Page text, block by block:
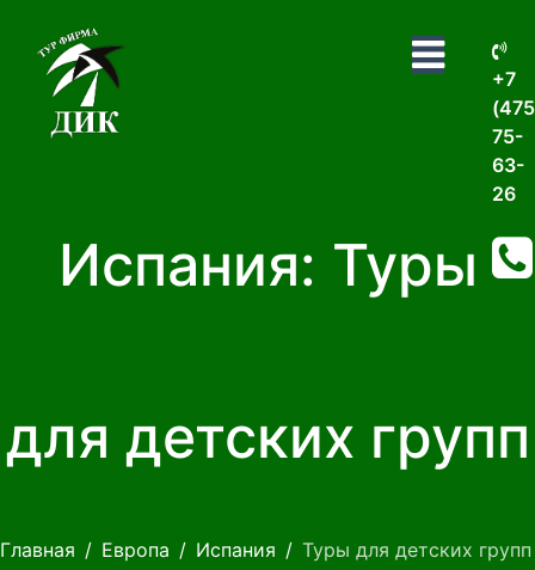
+7
75-
63-
26
Испания: Туры
для детских групп
Главная Европа Испания Туры для детских групп